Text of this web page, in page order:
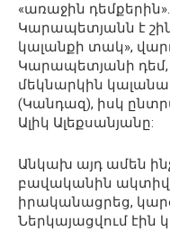
«առաջին
Կարապետյանն է
կալանքի տակ»,
Կարապետյանի
մեկնարկին
(Կանդազ), իսկ
Ալիկ Ալեքսանյանը:
Անկախ այդ ամեն
բավականին
իրականացրեց,
Ներկայացվում էին